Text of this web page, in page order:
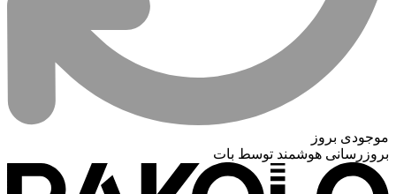
موجودی بروز
بروزرسانی هوشمند توسط بات